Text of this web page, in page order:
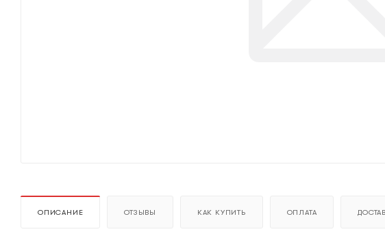
ОПИСАНИЕ ОТЗЫВЫ КАК КУПИТЬ ОПЛАТА